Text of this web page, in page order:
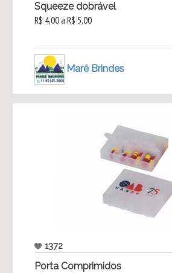
Squeeze dobrável
R$ 4,00 a R$ 5,00
Maré Brindes
1372
Porta Comprimidos